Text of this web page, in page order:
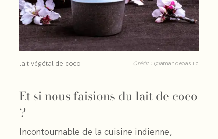
lait végétal de coco Crédit : @amandebasilic
Et si nous faisions du lait de coco
?
Incontournable de la cuisine indienne,